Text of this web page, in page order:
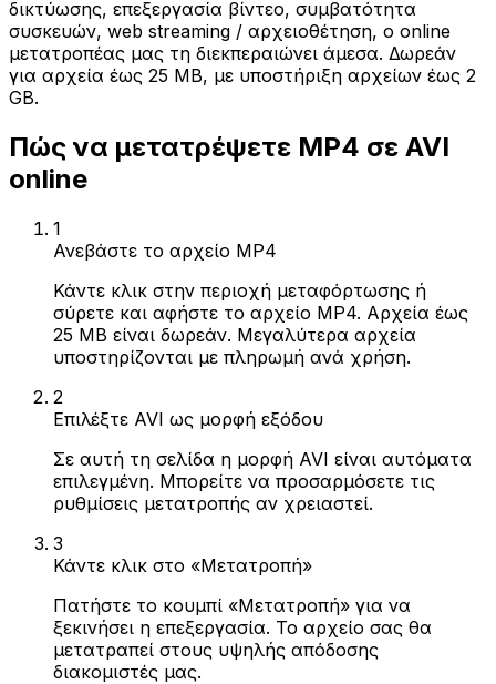
δικτύωσης, επεξεργασία βίντεο, συμβατότητα
συσκευών, web streaming / αρχειοθέτηση, ο online
μετατροπέας μας τη διεκπεραιώνει άμεσα. Δωρεάν
για αρχεία έως 25 MB, με υποστήριξη αρχείων έως 2
GB.
Πώς να μετατρέψετε MP4 σε AVI
online
1
Ανεβάστε το αρχείο MP4
Κάντε κλικ στην περιοχή μεταφόρτωσης ή
σύρετε και αφήστε το αρχείο MP4. Αρχεία έως
25 MB είναι δωρεάν. Μεγαλύτερα αρχεία
υποστηρίζονται με πληρωμή ανά χρήση.
2
Επιλέξτε AVI ως μορφή εξόδου
Σε αυτή τη σελίδα η μορφή AVI είναι αυτόματα
επιλεγμένη. Μπορείτε να προσαρμόσετε τις
ρυθμίσεις μετατροπής αν χρειαστεί.
3
Κάντε κλικ στο «Μετατροπή»
Πατήστε το κουμπί «Μετατροπή» για να
ξεκινήσει η επεξεργασία. Το αρχείο σας θα
μετατραπεί στους υψηλής απόδοσης
διακομιστές μας.